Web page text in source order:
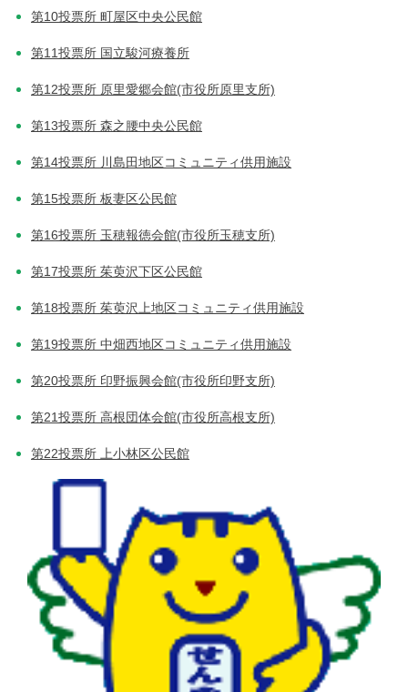
第10投票所 町屋区中央公民館
第11投票所 国立駿河療養所
第12投票所 原里愛郷会館(市役所原里支所)
第13投票所 森之腰中央公民館
第14投票所 川島田地区コミュニティ供用施設
第15投票所 板妻区公民館
第16投票所 玉穂報徳会館(市役所玉穂支所)
第17投票所 茱萸沢下区公民館
第18投票所 茱萸沢上地区コミュニティ供用施設
第19投票所 中畑西地区コミュニティ供用施設
第20投票所 印野振興会館(市役所印野支所)
第21投票所 高根団体会館(市役所高根支所)
第22投票所 上小林区公民館